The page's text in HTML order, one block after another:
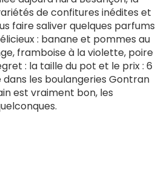
de confitures inédites et
faire saliver quelques parfums
: banane et pommes au
framboise à la violette, poire
: la taille du pot et le prix : 6
les boulangeries Gontran
est vraiment bon, les